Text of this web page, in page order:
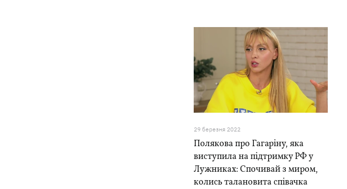
29 березня 2022
Полякова про Гагаріну, яка
виступила на підтримку РФ у
Лужниках: Спочивай з миром,
колись талановита співачка